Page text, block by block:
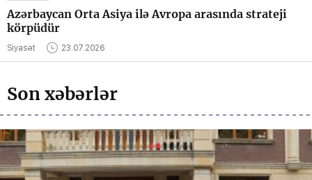
Azərbaycan Orta Asiya ilə Avropa arasında strateji
körpüdür
Siyasət 23.07.2026
Son xəbərlər